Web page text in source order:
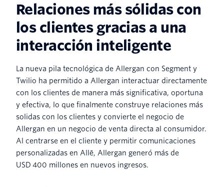
Relaciones más sólidas con
los clientes gracias a una
interacción inteligente
La nueva pila tecnológica de Allergan con Segment y
Twilio ha permitido a Allergan interactuar directamente
con los clientes de manera más significativa, oportuna
y efectiva, lo que finalmente construye relaciones más
solidas con los clientes y convierte el negocio de
Allergan en un negocio de venta directa al consumidor.
Al centrarse en el cliente y permitir comunicaciones
personalizadas en Allē, Allergan generó más de
USD 400 millones en nuevos ingresos.